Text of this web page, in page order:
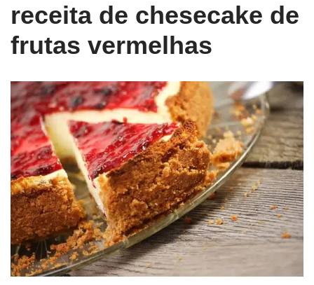
receita de chesecake de
frutas vermelhas